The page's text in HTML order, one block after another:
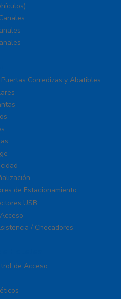
Corredizas y Abatibles
de Estacionamiento
USB
/ Checadores
Hoteles
de Acceso